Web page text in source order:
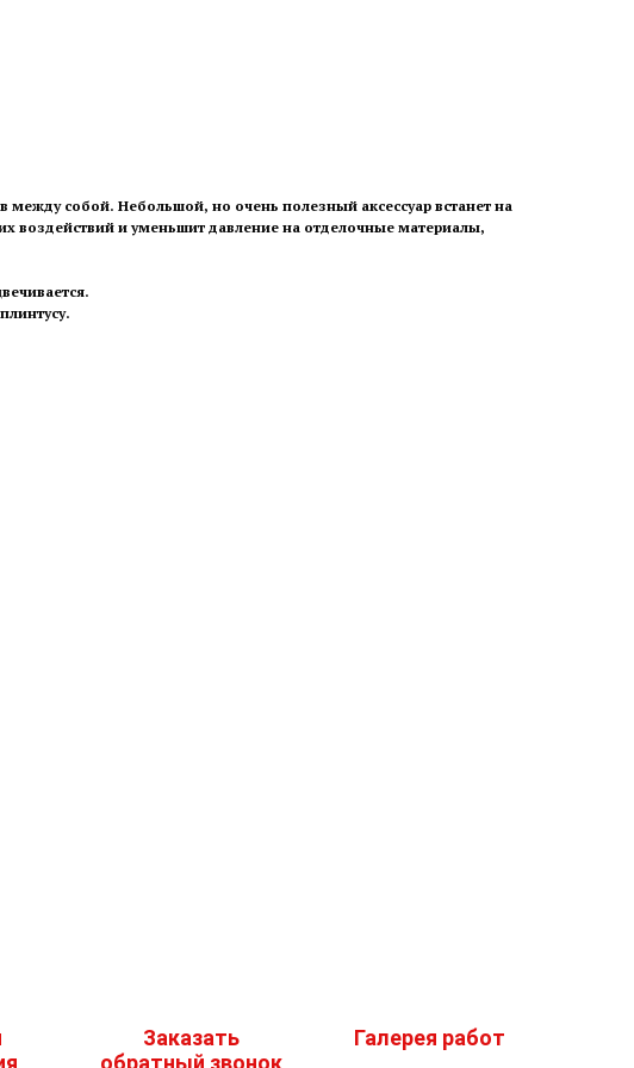
собой. Небольшой, но очень полезный аксессуар встанет на
воздействий и уменьшит давление на отделочные материалы,
Заказать
обратный звонок
Галерея работ